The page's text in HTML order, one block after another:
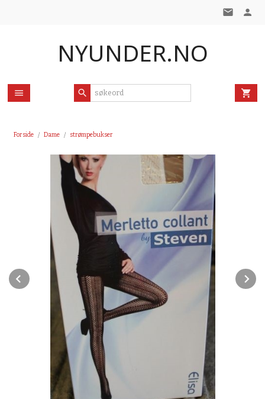
NYUNDER.NO
Forside Dame strømpebukser
Prev